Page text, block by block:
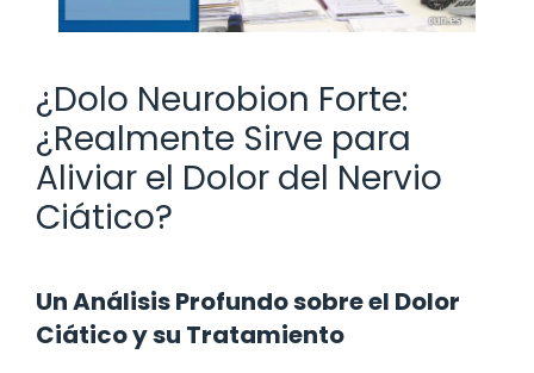
¿Dolo Neurobion Forte:
¿Realmente Sirve para
Aliviar el Dolor del Nervio
Ciático?
Un Análisis Profundo sobre el Dolor
Ciático y su Tratamiento